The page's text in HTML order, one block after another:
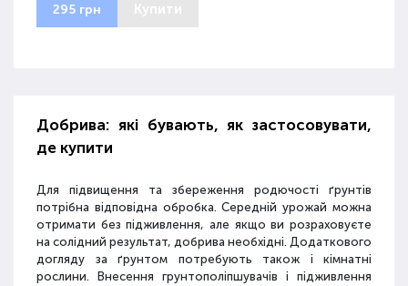
295 грн Купити
Добрива: які бувають, як застосовувати,
де купити
Для підвищення та збереження родючості ґрунтів
потрібна відповідна обробка. Середній урожай можна
отримати без підживлення, але якщо ви розраховуєте
на солідний результат, добрива необхідні. Додаткового
догляду за ґрунтом потребують також і кімнатні
рослини. Внесення грунтополіпшувачів і підживлення